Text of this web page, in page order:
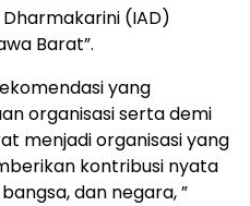
(IAD)
Barat”.
yang
organisasi serta demi
menjadi organisasi yang
kontribusi nyata
dan negara, ”